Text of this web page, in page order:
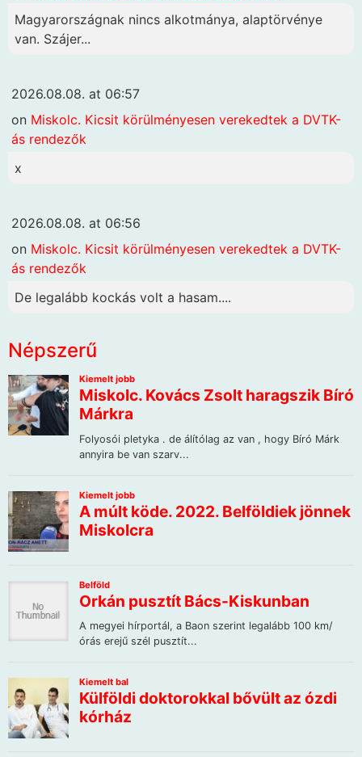
Magyarországnak nincs alkotmánya, alaptörvénye
van. Szájer...
2026.08.08. at 06:57
on Miskolc. Kicsit körülményesen verekedtek a DVTK-
ás rendezők
x
2026.08.08. at 06:56
on Miskolc. Kicsit körülményesen verekedtek a DVTK-
ás rendezők
De legalább kockás volt a hasam....
Népszerű